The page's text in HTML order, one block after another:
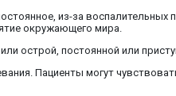
из-за воспалительных
окружающего мира.
острой, постоянной или
Пациенты могут